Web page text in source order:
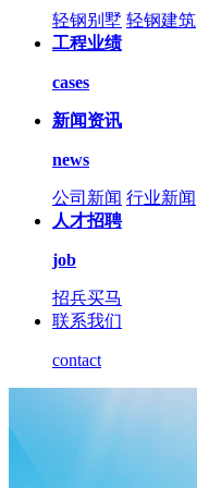
轻钢别墅 轻钢建筑
工程业绩
cases
新闻资讯
news
公司新闻 行业新闻
人才招聘
job
招兵买马
联系我们
contact